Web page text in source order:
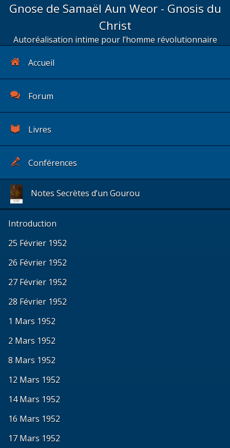
Gnose de Samaël Aun Weor - Gnosis du
Christ
Autoréalisation intime pour l’homme révolutionnaire
Accueil
Forum
Livres
Conférences
Notes Secrètes d’un Gourou
Introduction
25 Février 1952
26 Février 1952
27 Février 1952
28 Février 1952
1 Mars 1952
2 Mars 1952
8 Mars 1952
12 Mars 1952
14 Mars 1952
16 Mars 1952
17 Mars 1952